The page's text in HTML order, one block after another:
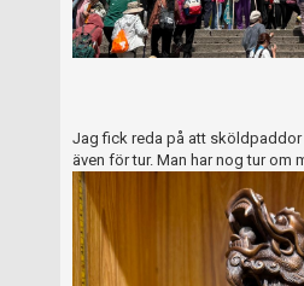
Jag fick reda på att
även för tur. Man har nog tur om